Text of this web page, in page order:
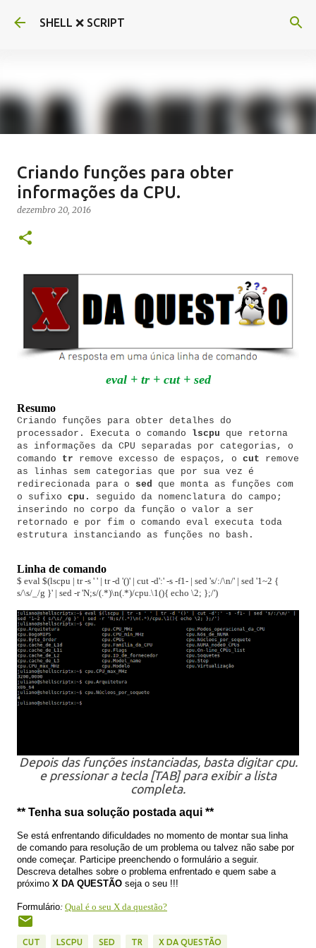
Pular para o conteúdo principal
SHELL ❌ SCRIPT
Criando bot do Telegram em Shell
script com ShellBot
março 10, 2017 BOT
Criando funções para obter
informações da CPU.
dezembro 20, 2016
eval + tr + cut + sed
Resumo
Criando funções para obter detalhes do
processador. Executa o comando lscpu que retorna
as informações da CPU separadas por categorias, o
comando tr remove excesso de espaços, o cut remove
as linhas sem categorias que por sua vez é
redirecionada para o sed que monta as funções com
o sufixo cpu. seguido da nomenclatura do campo ;
inserindo no corpo da função o valor a ser
retornado e por fim o comando eval executa toda
estrutura instanciando as funções no bash.
Linha de comando
$ eval $(lscpu | tr -s ' ' | tr -d '()' | cut -d':' -s -f1- | sed 's/:/\n/' | sed '1~2 {
s/\s/_/g }' | sed -r 'N;s/(.*)\n(.*)/cpu.\1(){ echo \2; };/')
Depois das funções instanciadas, basta digitar cpu.
e pressionar a tecla [TAB] para exibir a lista
completa.
** Tenha sua solução postada aqui **
Se está enfrentando dificuldades no momento de montar sua linha
de comando para resolução de um problema ou talvez não sabe por
onde começar. Participe preenchendo o formulário a seguir.
Descreva detalhes sobre o problema enfrentado e quem sabe a
próximo X DA QUESTÃO seja o seu !!!
Formulário: Qual é o seu X da questão?
CUT LSCPU SED TR X DA QUESTÃO